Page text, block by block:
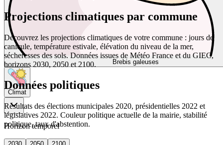
Brebis galeuses
Climat
Horizon temporel
Projections climatiques par commune
Découvrez les projections climatiques de votre commune : jours de
canicule, température estivale, élévation du niveau de la mer,
sécheresses des sols. Données issues de Météo France et du GIEC,
horizons 2030, 2050 et 2100.
Données politiques
Résultats des élections municipales 2020, présidentielles 2022 et
législatives 2022. Couleur politique actuelle de la mairie, stabilité
politique, taux d'abstention.